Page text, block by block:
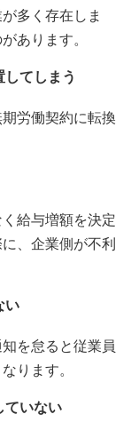
多く存在しま
あります。
てしまう
労働契約に転換
給与増額を決定
、企業側が不利
い
を怠ると従業員
ります。
ていない